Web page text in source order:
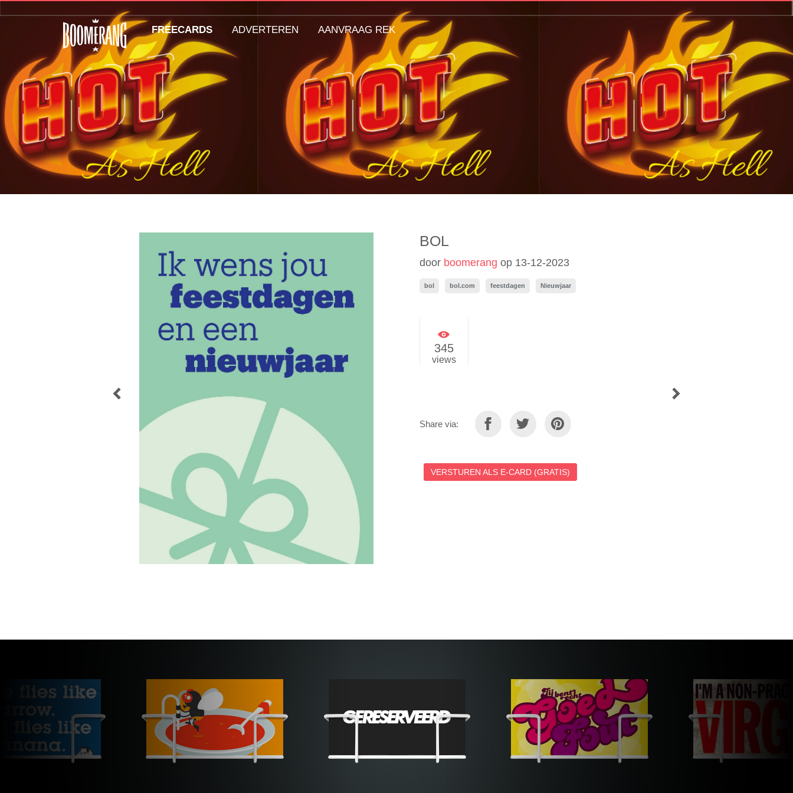
BOL
door boomerang op 13-12-2023
bol bol.com feestdagen Nieuwjaar
345
views
POST
NAVIGATION
Share via:
VERSTUREN ALS E-CARD (GRATIS)
FREECARDS ADVERTEREN AANVRAAG REK